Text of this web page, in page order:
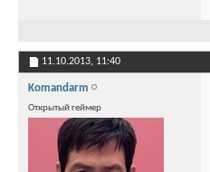
11.10.2013, 11:40
Komandarm
Открытый геймер